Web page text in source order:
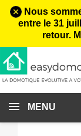
Nous
entre le 31
retour.
MENU